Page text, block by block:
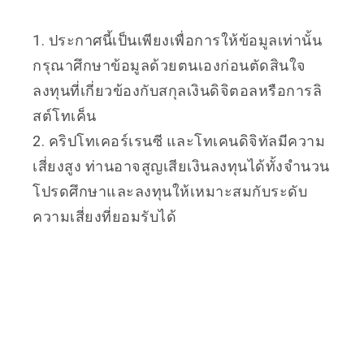
1. ประกาศนี้เป็นเพียงเพื่อการให้ข้อมูลเท่านั้น
กรุณาศึกษาข้อมูลด้วยตนเองก่อนตัดสินใจ
ลงทุนที่เกี่ยวข้องกับสกุลเงินดิจิตอลหรือการลิ
สต์โทเค็น
2. คริปโทเคอร์เรนซี และโทเคนดิจิทัลมีความ
เสี่ยงสูง ท่านอาจสูญเสียเงินลงทุนได้ทั้งจำนวน
โปรดศึกษาและลงทุนให้เหมาะสมกับระดับ
ความเสี่ยงที่ยอมรับได้